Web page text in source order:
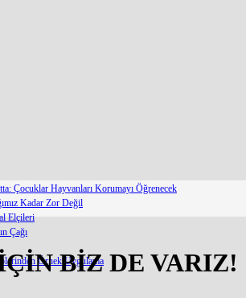
Çocuklar Hayvanları Korumayı Öğrenecek
Kadar Zor Değil
Elçileri
Çağı
Örnek Uygulama
BİZ DE VARIZ!